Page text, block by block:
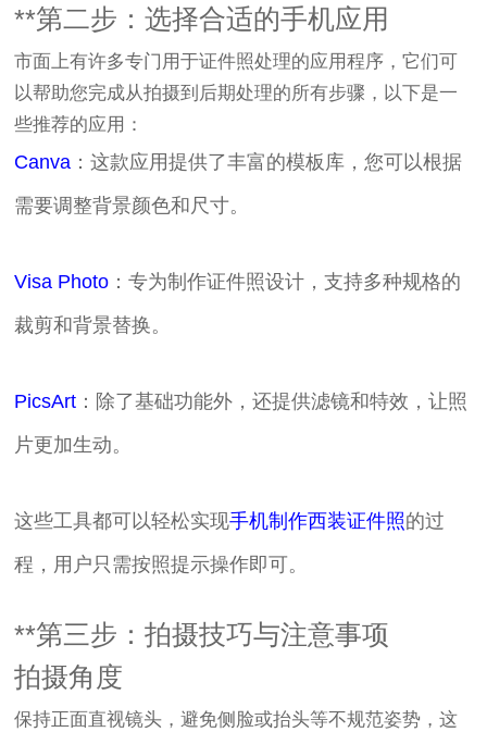
**第二步：选择合适的手机应用
市面上有许多专门用于证件照处理的应用程序，它们可
以帮助您完成从拍摄到后期处理的所有步骤，以下是一
些推荐的应用：
Canva ：这款应用提供了丰富的模板库，您可以根据
需要调整背景颜色和尺寸。
Visa Photo ：专为制作证件照设计，支持多种规格的
裁剪和背景替换。
PicsArt ：除了基础功能外，还提供滤镜和特效，让照
片更加生动。
这些工具都可以轻松实现手机制作西装证件照的过
程，用户只需按照提示操作即可。
**第三步：拍摄技巧与注意事项
拍摄角度
保持正面直视镜头，避免侧脸或抬头等不规范姿势，这